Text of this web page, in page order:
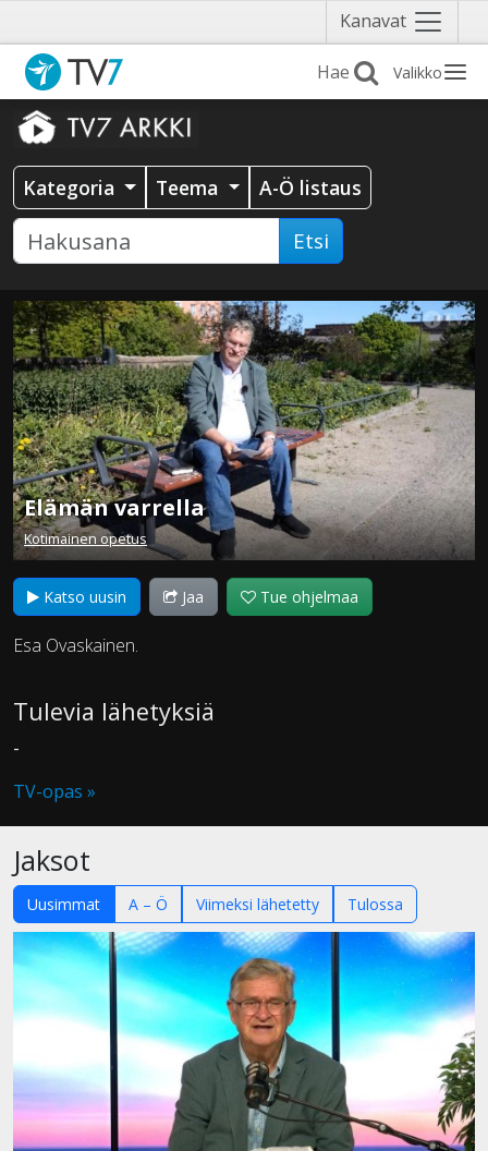
Kanavat Näytä
valikko
Valikko
Kategoria Teema A-Ö listaus
Etsi
Elämän varrella
Kotimainen opetus
Katso uusin Jaa Tue ohjelmaa
Esa Ovaskainen.
Tulevia lähetyksiä
-
TV-opas »
Jaksot
Uusimmat A – Ö Viimeksi lähetetty Tulossa